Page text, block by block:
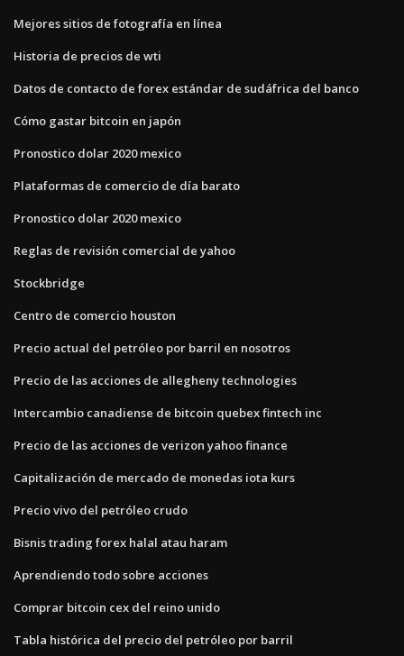
Mejores sitios de fotografía en línea
Historia de precios de wti
Datos de contacto de forex estándar de sudáfrica del banco
Cómo gastar bitcoin en japón
Pronostico dolar 2020 mexico
Plataformas de comercio de día barato
Pronostico dolar 2020 mexico
Reglas de revisión comercial de yahoo
Stockbridge
Centro de comercio houston
Precio actual del petróleo por barril en nosotros
Precio de las acciones de allegheny technologies
Intercambio canadiense de bitcoin quebex fintech inc
Precio de las acciones de verizon yahoo finance
Capitalización de mercado de monedas iota kurs
Precio vivo del petróleo crudo
Bisnis trading forex halal atau haram
Aprendiendo todo sobre acciones
Comprar bitcoin cex del reino unido
Tabla histórica del precio del petróleo por barril